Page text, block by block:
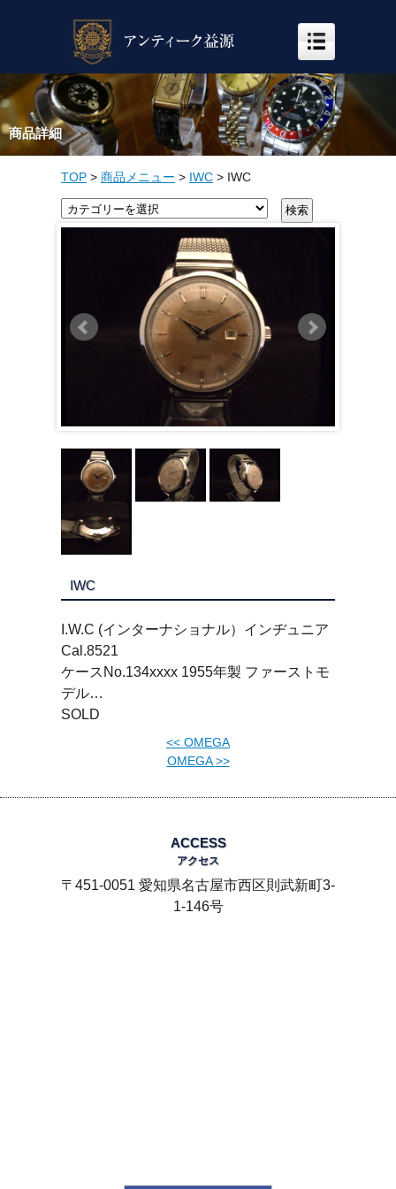
商品詳細
TOP > 商品メニュー > IWC > IWC
IWC
I.W.C (インターナショナル）インヂュニア
Cal.8521
ケースNo.134xxxx 1955年製 ファーストモ
デル…
SOLD
<< OMEGA
OMEGA>>
ACCESS
アクセス
〒451-0051 愛知県名古屋市西区則武新町3-
1-146号